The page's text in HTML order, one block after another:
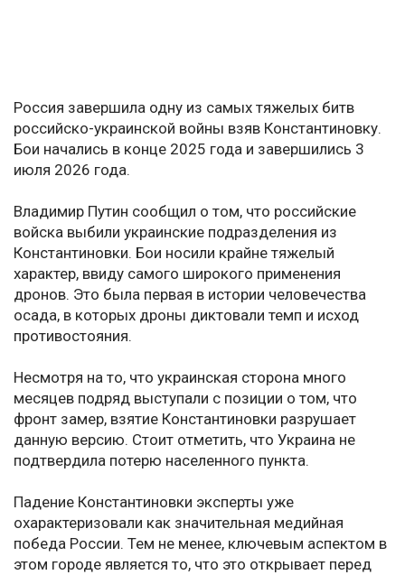
Россия завершила одну из самых тяжелых битв
российско-украинской войны взяв Константиновку.
Бои начались в конце 2025 года и завершились 3
июля 2026 года.
Владимир Путин сообщил о том, что российские
войска выбили украинские подразделения из
Константиновки. Бои носили крайне тяжелый
характер, ввиду самого широкого применения
дронов. Это была первая в истории человечества
осада, в которых дроны диктовали темп и исход
противостояния.
Несмотря на то, что украинская сторона много
месяцев подряд выступали с позиции о том, что
фронт замер, взятие Константиновки разрушает
данную версию. Стоит отметить, что Украина не
подтвердила потерю населенного пункта.
Падение Константиновки эксперты уже
охарактеризовали как значительная медийная
победа России. Тем не менее, ключевым аспектом в
этом городе является то, что это открывает перед